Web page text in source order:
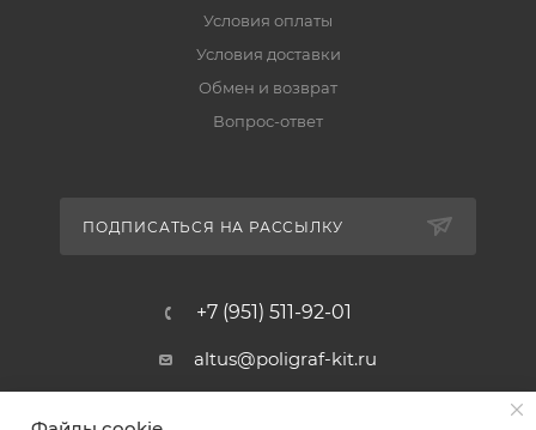
Условия оплаты
Условия доставки
Обмен и возврат
Вопрос-ответ
ПОДПИСАТЬСЯ НА РАССЫЛКУ
+7 (951) 511-92-01
altus@poligraf-kit.ru